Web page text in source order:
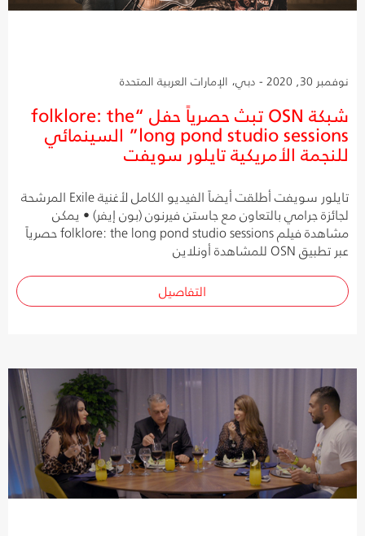
نوفمبر 30, 2020 - دبي، الإمارات العربية المتحدة
شبكة OSN تبث حصرياً حفل “folklore: the
long pond studio sessions” السينمائي
للنجمة الأمريكية تايلور سويفت
تايلور سويفت أطلقت أيضاً الفيديو الكامل لأغنية Exile المرشحة
لجائزة جرامي بالتعاون مع جاستن فيرنون (بون إيفر) • يمكن
مشاهدة فيلم folklore: the long pond studio sessions حصرياً
عبر تطبيق OSN للمشاهدة أونلاين
التفاصيل